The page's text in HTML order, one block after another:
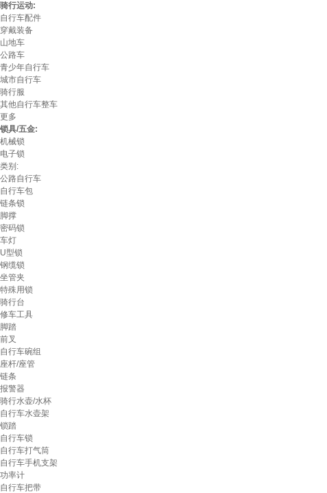
骑行运动:
自行车配件
穿戴装备
山地车
公路车
青少年自行车
城市自行车
骑行服
其他自行车整车
更多
锁具/五金:
机械锁
电子锁
类别:
公路自行车
自行车包
链条锁
脚撑
密码锁
车灯
U型锁
钢缆锁
坐管夹
特殊用锁
骑行台
修车工具
脚踏
前叉
自行车碗组
座杆/座管
链条
报警器
骑行水壶/水杯
自行车水壶架
锁踏
自行车锁
自行车打气筒
自行车手机支架
功率计
自行车把带